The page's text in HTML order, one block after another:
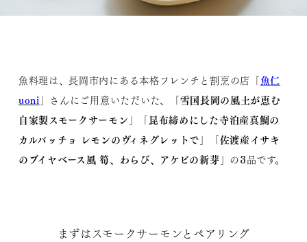
魚料理は、長岡市内にある本格フレンチと割烹の店「魚仁
uoni 」さんにご用意いただいた、「雪国長岡の風土が恵む
自家製スモークサーモン 」「昆布締めにした寺泊産真鯛の
カルパッチョ レモンのヴィネグレットで 」「佐渡産イサキ
のブイヤベース風 筍、わらび、アケビの新芽 」の3品です。
まずはスモークサーモンとペアリング